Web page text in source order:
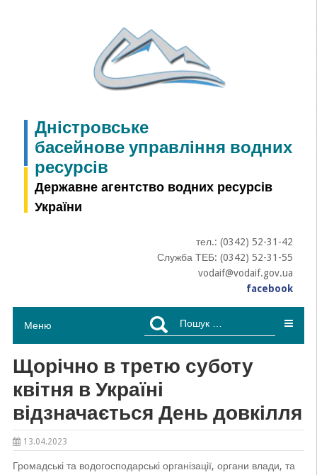
Дністровське
басейнове управління водних
ресурсів
Державне агентство водних ресурсів
України
тел.: (0342) 52-31-42
Служба ТЕБ: (0342) 52-31-55
vodaif@vodaif.gov.ua
facebook
Меню
Пошук:
Щорічно в третю суботу
квітня в Україні
відзначається День довкілля
13.04.2023
Громадські та водогосподарські організації, органи влади, та